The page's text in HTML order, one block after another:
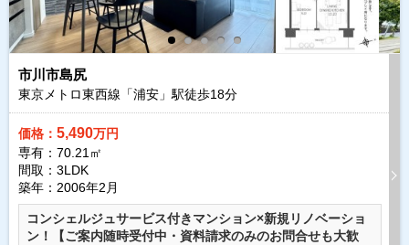
市川市島尻
東京メトロ東西線「浦安」駅徒歩18分
価格： 5,490万円
専有：70.21㎡
間取：3LDK
築年：2006年2月
コンシェルジュサービス付きマンション×新規リノベーショ
ン！【ご案内随時受付中・資料請求のみのお問合せも大歓